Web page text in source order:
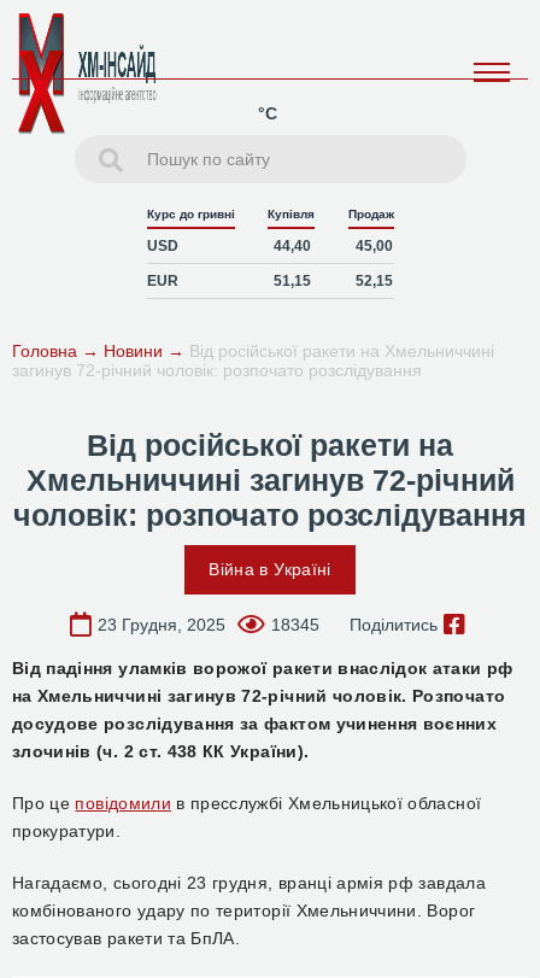
°C
Курс до гривні Купівля Продаж
USD 44,40 45,00
EUR 51,15 52,15
Головна → Новини → Від російської ракети на Хмельниччині
загинув 72-річний чоловік: розпочато розслідування
Від російської ракети на
Хмельниччині загинув 72-річний
чоловік: розпочато розслідування
Війна в Україні
23 Грудня, 2025 18345 Поділитись
Від падіння уламків ворожої ракети внаслідок атаки рф
на Хмельниччині загинув 72-річний чоловік. Розпочато
досудове розслідування за фактом учинення воєнних
злочинів (ч. 2 ст. 438 КК України).
Про це повідомили в пресслужбі Хмельницької обласної
прокуратури.
Нагадаємо, сьогодні 23 грудня, вранці армія рф завдала
комбінованого удару по території Хмельниччини. Ворог
застосував ракети та БпЛА.